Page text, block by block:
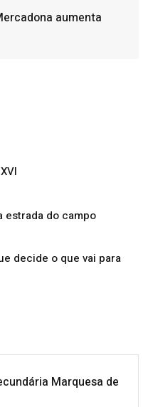
aumenta
estrada do campo
decide o que vai para
Marquesa de